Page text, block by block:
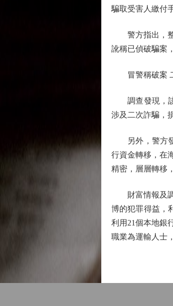
騙取受害人繳付
警方指出，整
訛稱已偵破騙案
冒警稱破案
調查發現，該
涉及二次詐騙，
另外，警方發
行資金轉移，在
精密，層層轉移
財富情報及調
博的犯罪得益，
利用21個本地銀
職業為運輸人士